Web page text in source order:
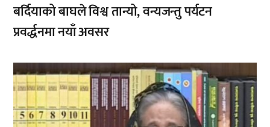
बर्दियाको बाघले विश्व तान्यो, वन्यजन्तु पर्यटन
प्रवर्द्धनमा नयाँ अवसर
,,